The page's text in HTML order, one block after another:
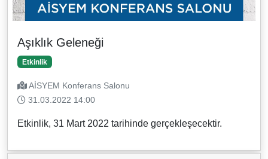
Aşıklık Geleneği
Etkinlik
AİSYEM Konferans Salonu
31.03.2022 14:00
Etkinlik, 31 Mart 2022 tarihinde gerçekleşecektir.